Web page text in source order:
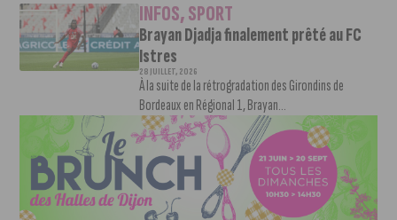
INFOS,SPORT
Brayan Djadja finalement prêté au FC
Istres
28 JUILLET, 2026
À la suite de la rétrogradation des Girondins de
Bordeaux en Régional 1, Brayan...